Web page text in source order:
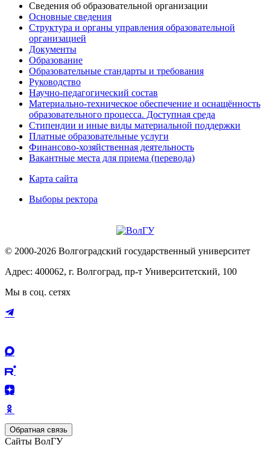
Сведения об образовательной организации
Основные сведения
Структура и органы управления образовательной
организацией
Документы
Образование
Образовательные стандарты и требования
Руководство
Научно-педагогический состав
Материально-техническое обеспечение и оснащённость
образовательного процесса. Доступная среда
Стипендии и иные виды материальной поддержки
Платные образовательные услуги
Финансово-хозяйственная деятельность
Вакантные места для приема (перевода)
Карта сайта
Выборы ректора
© 2000-2026 Волгоградский государственный университет
Адрес: 400062, г. Волгоград, пр-т Университетский, 100
Мы в соц. сетях
Обратная связь
Сайты ВолГУ